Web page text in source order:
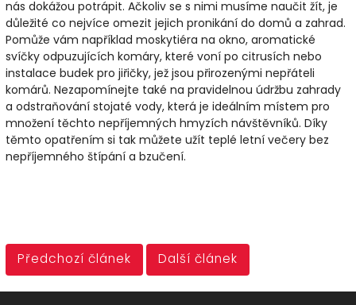
nás dokážou potrápit. Ačkoliv se s nimi musíme naučit žít, je
důležité co nejvíce omezit jejich pronikání do domů a zahrad.
Pomůže vám například moskytiéra na okno, aromatické
svíčky odpuzujících komáry, které voní po citrusích nebo
instalace budek pro jiřičky, jež jsou přirozenými nepřáteli
komárů. Nezapomínejte také na pravidelnou údržbu zahrady
a odstraňování stojaté vody, která je ideálním místem pro
množení těchto nepříjemných hmyzích návštěvníků. Díky
těmto opatřením si tak můžete užít teplé letní večery bez
nepříjemného štípání a bzučení.
Předchozí článek Další článek